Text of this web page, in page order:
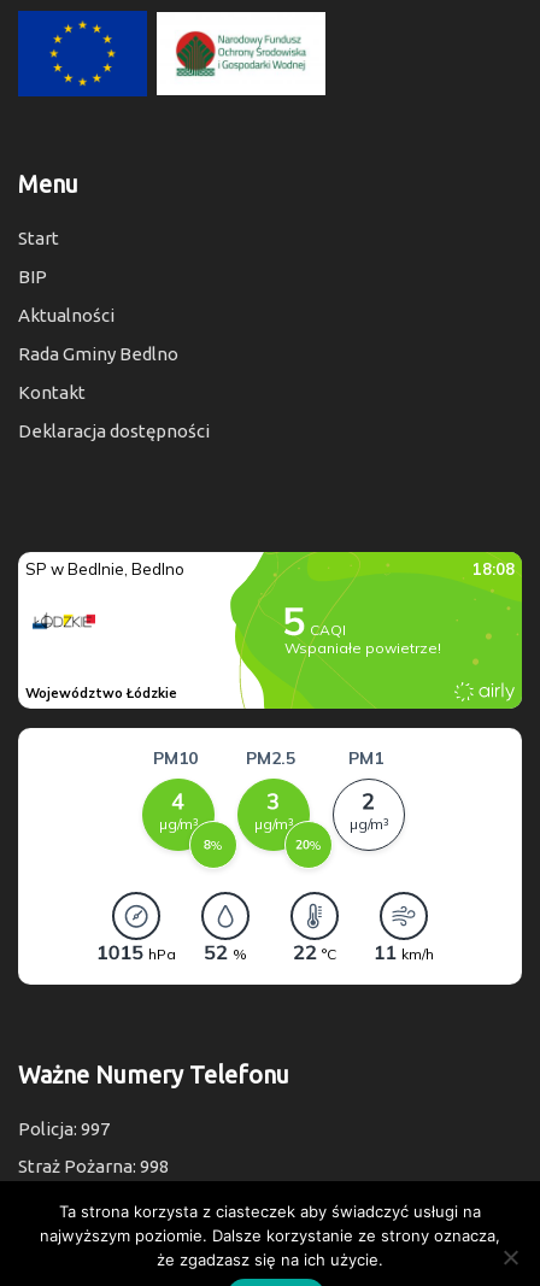
Menu
Start
BIP
Aktualności
Rada Gminy Bedlno
Kontakt
Deklaracja dostępności
Ważne Numery Telefonu
Policja: 997
Straż Pożarna: 998
Pogotowie: 999
Numer Alarmowy: 112
Ta strona korzysta z ciasteczek aby świadczyć usługi na
najwyższym poziomie. Dalsze korzystanie ze strony oznacza,
że zgadzasz się na ich użycie.